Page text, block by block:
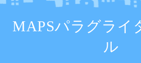
MAPSパラグライ
ル